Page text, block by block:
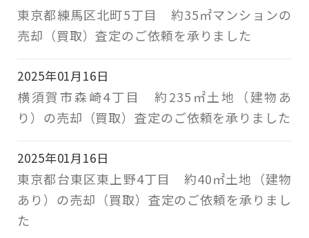
東京都練馬区北町5丁目 約35㎡マンションの
売却（買取）査定のご依頼を承りました
2025年01月16日
横須賀市森崎4丁目 約235㎡土地（建物あ
り）の売却（買取）査定のご依頼を承りました
2025年01月16日
東京都台東区東上野4丁目 約40㎡土地（建物
あり）の売却（買取）査定のご依頼を承りまし
た